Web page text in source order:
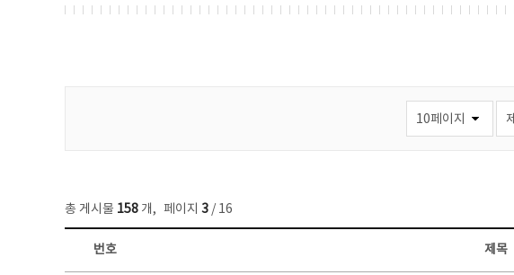
총 게시물 158 개, 페이지 3 / 16
콘텐츠이슈 목록 - 번호, 제목, 작성자, 파일, 조회수, 작성일 정보 제공
번호 제목